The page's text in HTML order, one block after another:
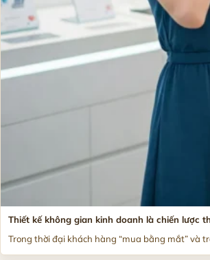
Thiết kế không gian kinh doanh là chiến lược
Trong thời đại khách hàng “mua bằng mắt” và